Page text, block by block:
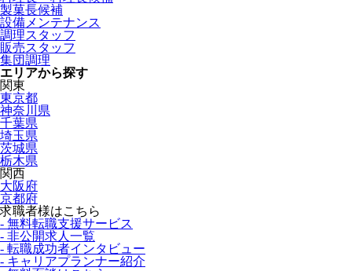
製菓長候補
設備メンテナンス
調理スタッフ
販売スタッフ
集団調理
エリアから探す
関東
東京都
神奈川県
千葉県
埼玉県
茨城県
栃木県
関西
大阪府
京都府
求職者様はこちら
- 無料転職支援サービス
- 非公開求人一覧
- 転職成功者インタビュー
- キャリアプランナー紹介